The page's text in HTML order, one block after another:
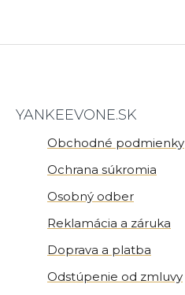
YANKEEVONE.SK
Obchodné podmienky
Ochrana súkromia
Osobný odber
Reklamácia a záruka
Doprava a platba
Odstúpenie od zmluvy